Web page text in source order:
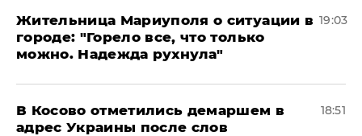
Жительница Мариуполя о ситуации в
городе: "Горело все, что только
можно. Надежда рухнула"
19:03
В Косово отметились демаршем в
адрес Украины после слов
18:51